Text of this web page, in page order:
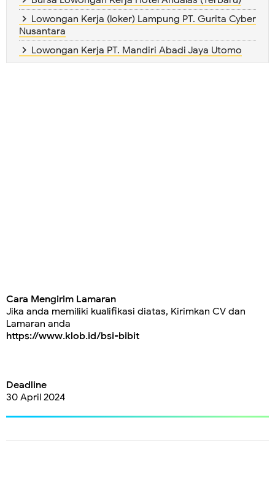
Lowongan Kerja (loker) Lampung PT. Gurita Cyber
Nusantara
Lowongan Kerja PT. Mandiri Abadi Jaya Utomo
Cara Mengirim Lamaran
Jika anda memiliki kualifikasi diatas, Kirimkan CV dan
Lamaran anda
https://www.klob.id/bsi-bibit
Deadline
30 April 2024